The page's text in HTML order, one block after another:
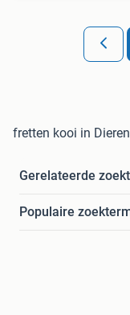
fretten kooi in
Gerelateerde
Populaire